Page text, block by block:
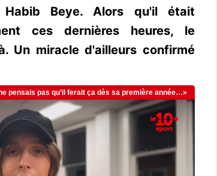
Habib Beye. Alors qu'il était
ces dernières heures, le
Un miracle d'ailleurs confirmé